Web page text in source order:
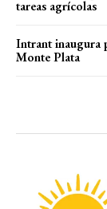
tareas agrícolas
Intrant inaugura
Monte Plata